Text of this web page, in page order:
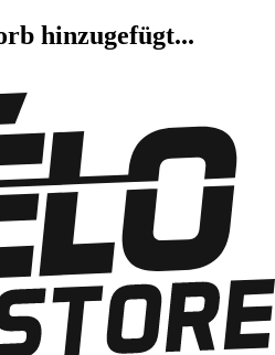
hinzugefügt...